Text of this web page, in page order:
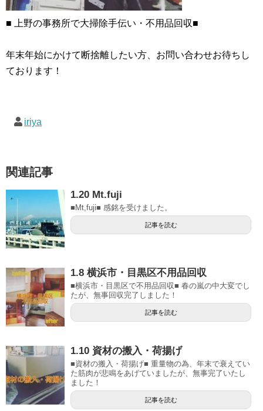
■ 上野の事務所で大掃除手伝い・不用品回収■
年末年始にかけて断捨離したい方、お問い合わせお待ちし
ております！
iriya
関連記事
1.20 Mt.fuji
■Mt,fuji■ 感銘を受けました。
記事を読む
1.8 横浜市・目黒区不用品回収
■横浜市・目黒区で不用品回収■ 春の嵐の中大変でし
たが、無事回収完了しました！
記事を読む
1.10 資材の搬入・荷揚げ
■資材の搬入・荷揚げ■ 重量物の為、年末で衰えてい
た筋肉が悲鳴をあげていましたが、無事完了いたし
ました！
記事を読む